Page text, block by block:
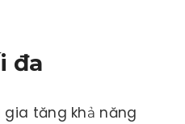
đa
tăng khả năng